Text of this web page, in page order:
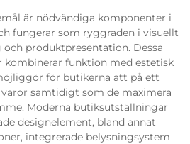
är nödvändiga komponenter i
fungerar som ryggraden i visuellt
produktpresentation. Dessa
funktion med estetisk
för butikerna att på ett
samtidigt som de maximera
Moderna butiksutställningar
designelement, bland annat
integrerade belysningsystem